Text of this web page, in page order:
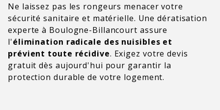
Ne laissez pas les rongeurs menacer votre
sécurité sanitaire et matérielle. Une dératisation
experte à Boulogne-Billancourt assure
l'élimination radicale des nuisibles et
prévient toute récidive. Exigez votre devis
gratuit dès aujourd'hui pour garantir la
protection durable de votre logement.